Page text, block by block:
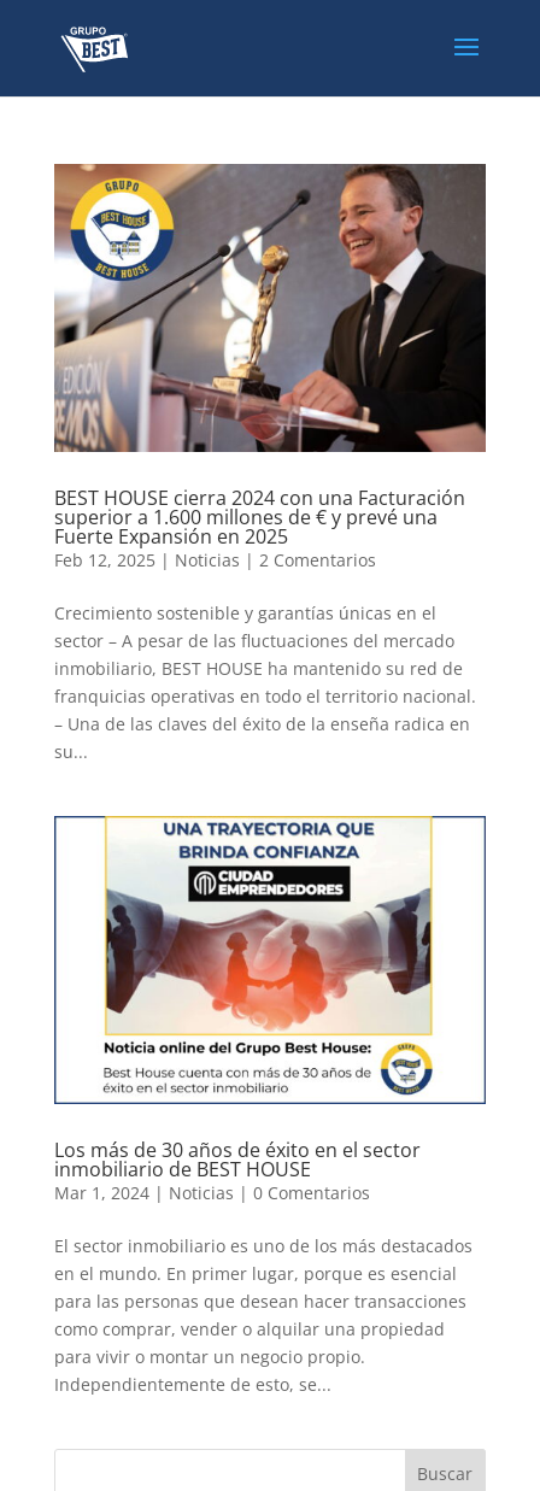
BEST HOUSE cierra 2024 con una Facturación
superior a 1.600 millones de € y prevé una
Fuerte Expansión en 2025
Feb 12, 2025| Noticias | 2 Comentarios
Crecimiento sostenible y garantías únicas en el
sector – A pesar de las fluctuaciones del mercado
inmobiliario, BEST HOUSE ha mantenido su red de
franquicias operativas en todo el territorio nacional.
– Una de las claves del éxito de la enseña radica en
su...
Los más de 30 años de éxito en el sector
inmobiliario de BEST HOUSE
Mar 1, 2024| Noticias | 0 Comentarios
El sector inmobiliario es uno de los más destacados
en el mundo. En primer lugar, porque es esencial
para las personas que desean hacer transacciones
como comprar, vender o alquilar una propiedad
para vivir o montar un negocio propio.
Independientemente de esto, se...